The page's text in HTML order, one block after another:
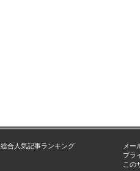
総合人気記事ランキング
メー
プラ
この